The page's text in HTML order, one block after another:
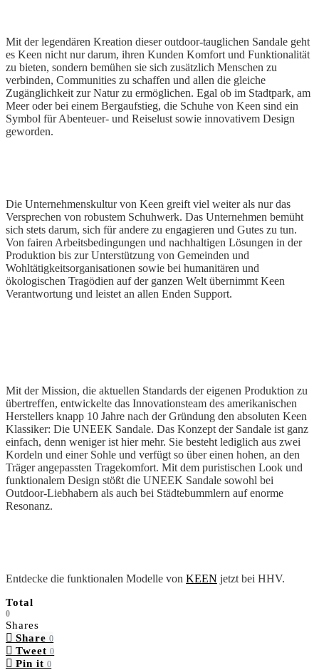
Mit der legendären Kreation dieser outdoor-tauglichen Sandale geht
es Keen nicht nur darum, ihren Kunden Komfort und Funktionalität
zu bieten, sondern bemühen sie sich zusätzlich Menschen zu
verbinden, Communities zu schaffen und allen die gleiche
Zugänglichkeit zur Natur zu ermöglichen. Egal ob im Stadtpark, am
Meer oder bei einem Bergaufstieg, die Schuhe von Keen sind ein
Symbol für Abenteuer- und Reiselust sowie innovativem Design
geworden.
Die Unternehmenskultur von Keen greift viel weiter als nur das
Versprechen von robustem Schuhwerk. Das Unternehmen bemüht
sich stets darum, sich für andere zu engagieren und Gutes zu tun.
Von fairen Arbeitsbedingungen und nachhaltigen Lösungen in der
Produktion bis zur Unterstützung von Gemeinden und
Wohltätigkeitsorganisationen sowie bei humanitären und
ökologischen Tragödien auf der ganzen Welt übernimmt Keen
Verantwortung und leistet an allen Enden Support.
Mit der Mission, die aktuellen Standards der eigenen Produktion zu
übertreffen, entwickelte das Innovationsteam des amerikanischen
Herstellers knapp 10 Jahre nach der Gründung den absoluten Keen
Klassiker: Die UNEEK Sandale. Das Konzept der Sandale ist ganz
einfach, denn weniger ist hier mehr. Sie besteht lediglich aus zwei
Kordeln und einer Sohle und verfügt so über einen hohen, an den
Träger angepassten Tragekomfort. Mit dem puristischen Look und
funktionalem Design stößt die UNEEK Sandale sowohl bei
Outdoor-Liebhabern als auch bei Städtebummlern auf enorme
Resonanz.
Entdecke die funktionalen Modelle von KEEN jetzt bei HHV.
Total
0
Shares
Share 0
Tweet 0
Pin it 0